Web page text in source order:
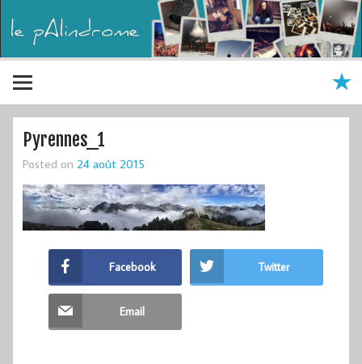
Pyrennes_1
Posted on 24 août 2015
Facebook Twitter
Email